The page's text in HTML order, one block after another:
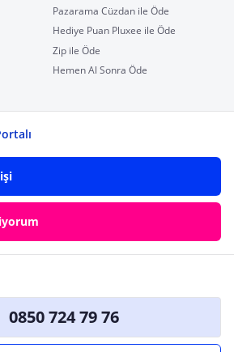
Pazarama Cüzdan ile Öde
Hediye Puan Pluxee ile Öde
Zip ile Öde
Hemen Al Sonra Öde
0850 724 79 76